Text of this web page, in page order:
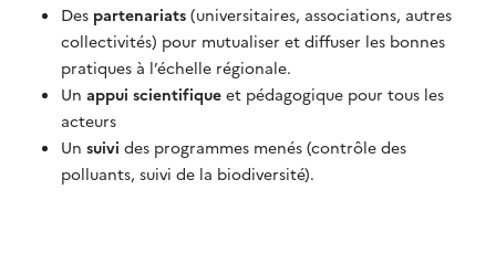
Des partenariats (universitaires, associations, autres
collectivités) pour mutualiser et diffuser les bonnes
pratiques à l’échelle régionale.
Un appui scientifique et pédagogique pour tous les
acteurs
Un suivi des programmes menés (contrôle des
polluants, suivi de la biodiversité).